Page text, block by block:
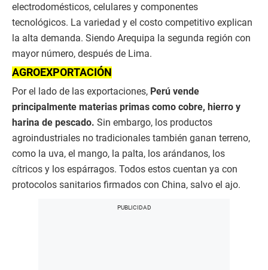
electrodomésticos, celulares y componentes
tecnológicos. La variedad y el costo competitivo explican
la alta demanda. Siendo Arequipa la segunda región con
mayor número, después de Lima.
AGROEXPORTACIÓN
Por el lado de las exportaciones, Perú vende
principalmente materias primas como cobre, hierro y
harina de pescado. Sin embargo, los productos
agroindustriales no tradicionales también ganan terreno,
como la uva, el mango, la palta, los arándanos, los
cítricos y los espárragos. Todos estos cuentan ya con
protocolos sanitarios firmados con China, salvo el ajo.